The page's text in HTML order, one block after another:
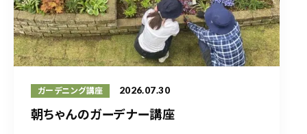
ガーデニング講座 2026.07.30
朝ちゃんのガーデナー講座